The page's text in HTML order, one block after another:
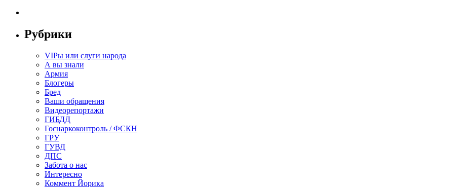
Рубрики
VIPы или слуги народа
А вы знали
Армия
Блогеры
Бред
Ваши обращения
Видеорепортажи
ГИБДД
Госнаркоконтроль / ФСКН
ГРУ
ГУВД
ДПС
Забота о нас
Интересно
Коммент Йорика